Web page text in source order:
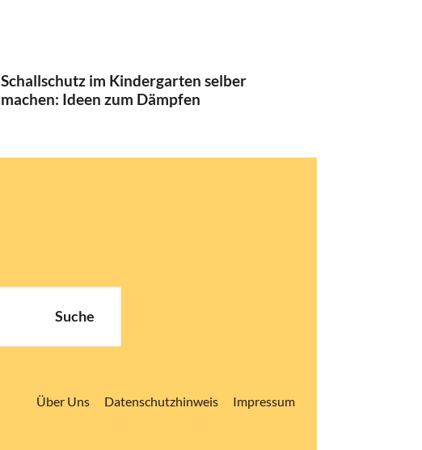
Schallschutz im Kindergarten selber
machen: Ideen zum Dämpfen
Suche
Über Uns Datenschutzhinweis Impressum